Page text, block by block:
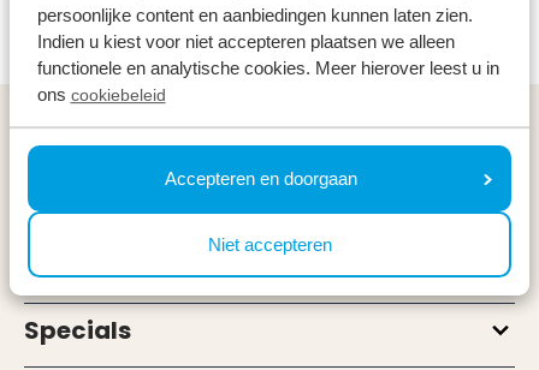
persoonlijke content en aanbiedingen kunnen laten zien.
Indien u kiest voor niet accepteren plaatsen we alleen
functionele en analytische cookies. Meer hierover leest u in
ons cookiebeleid
Accepteren en doorgaan
Niet accepteren
Duurzaam ondernemen
Algemeen
Service & contact
Types
Specials